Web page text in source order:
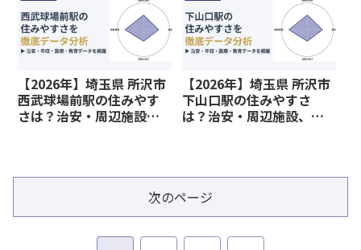
【2026年】埼玉県 所沢市
西武球場前駅の住みやす
さは？治安・周辺施設、
【2026年】埼玉県 所沢市
下山口駅の住みやすさ
は？治安・周辺施設、教
次のページ